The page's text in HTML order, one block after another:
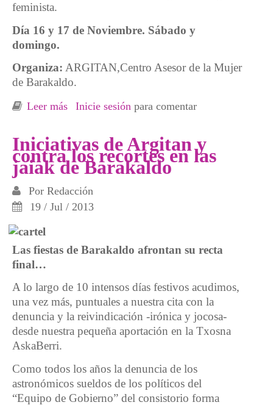
feminista.
Día 16 y 17 de Noviembre. Sábado y
domingo.
Organiza: ARGITAN,Centro Asesor de la Mujer
de Barakaldo.
Leer más sobre Taller autodefensa para mujeres
Inicie sesión para comentar
Iniciativas de Argitan y
contra los recortes en las
jaiak de Barakaldo
Por Redacción
19 / Jul / 2013
Las fiestas de Barakaldo afrontan su recta
final…
A lo largo de 10 intensos días festivos acudimos,
una vez más, puntuales a nuestra cita con la
denuncia y la reivindicación -irónica y jocosa-
desde nuestra pequeña aportación en la Txosna
AskaBerri.
Como todos los años la denuncia de los
astronómicos sueldos de los políticos del
“Equipo de Gobierno” del consistorio forma